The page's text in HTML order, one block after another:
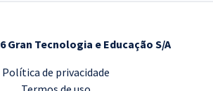
Gran Tecnologia e Educação S/A
Política de privacidade